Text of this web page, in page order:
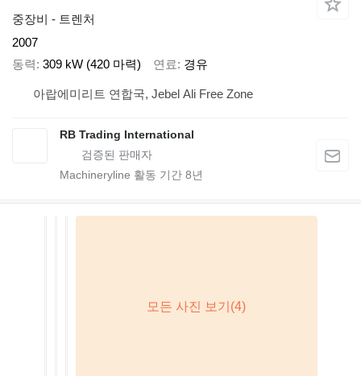
중장비 - 트렌처
2007
동력 309 kW (420 마력) 연료 경유
아랍에미리트 연합국, Jebel Ali Free Zone
RB Trading International
Machineryline 활동 기간 8년